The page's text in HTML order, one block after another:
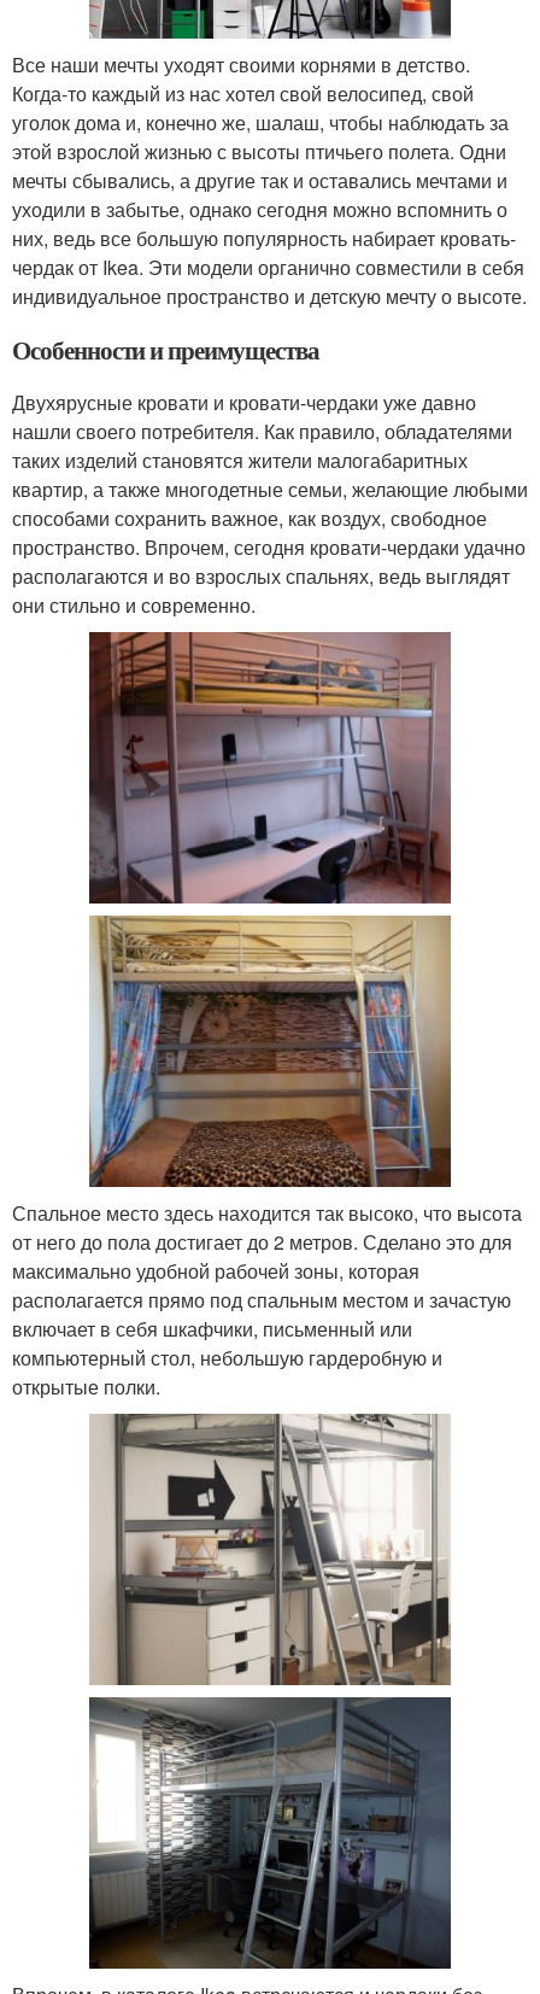
Все наши мечты уходят своими корнями в детство.
Когда-то каждый из нас хотел свой велосипед, свой
уголок дома и, конечно же, шалаш, чтобы наблюдать за
этой взрослой жизнью с высоты птичьего полета. Одни
мечты сбывались, а другие так и оставались мечтами и
уходили в забытье, однако сегодня можно вспомнить о
них, ведь все большую популярность набирает кровать-
чердак от Ikea. Эти модели органично совместили в себя
индивидуальное пространство и детскую мечту о высоте.
Особенности и преимущества
Двухярусные кровати и кровати-чердаки уже давно
нашли своего потребителя. Как правило, обладателями
таких изделий становятся жители малогабаритных
квартир, а также многодетные семьи, желающие любыми
способами сохранить важное, как воздух, свободное
пространство. Впрочем, сегодня кровати-чердаки удачно
располагаются и во взрослых спальнях, ведь выглядят
они стильно и современно.
Спальное место здесь находится так высоко, что высота
от него до пола достигает до 2 метров. Сделано это для
максимально удобной рабочей зоны, которая
располагается прямо под спальным местом и зачастую
включает в себя шкафчики, письменный или
компьютерный стол, небольшую гардеробную и
открытые полки.